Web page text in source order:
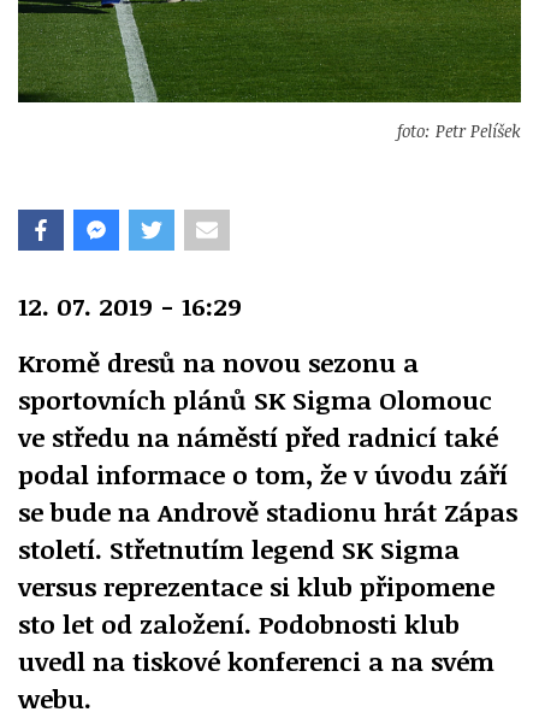
foto: Petr Pelíšek
12. 07. 2019 - 16:29
Kromě dresů na novou sezonu a
sportovních plánů SK Sigma Olomouc
ve středu na náměstí před radnicí také
podal informace o tom, že v úvodu září
se bude na Andrově stadionu hrát Zápas
století. Střetnutím legend SK Sigma
versus reprezentace si klub připomene
sto let od založení. Podobnosti klub
uvedl na tiskové konferenci a na svém
webu.